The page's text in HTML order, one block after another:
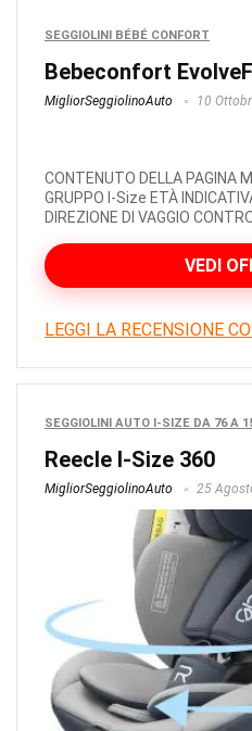
SEGGIOLINI BÉBÉ CONFORT
Bebeconfort
MigliorSeggiolinoAuto 10
CONTENUTO DELLA PAGINA
GRUPPO I-Size ETÀ
DIREZIONE DI VAGGIO
VEDI
LEGGI LA RECENSIONE
SEGGIOLINI AUTO I-SIZE DA 76 A
Reecle I-Size 360
MigliorSeggiolinoAuto 25